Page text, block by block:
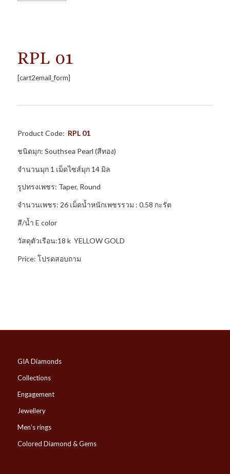
RPL 01
[cart2email_form]
Product Code: RPL 01
ชนิดมุก: Southsea Pearl (สีทอง)
จำนวนมุก 1 เม็ดไซส์มุก 14 มิล
รูปทรงเพชร: Taper, Round
จำนวนเพชร: 26 เม็ดน้ำหนักเพชรรวม : 0.58 กะรัต
สี/น้ำ E color
วัสดุตัวเรือน:18 k YELLOW GOLD
Price: โปรดสอบถาม
GIA Diamonds
Collections
Engagement
Jewellery
Men’s rings
Colored Diamond & Gems